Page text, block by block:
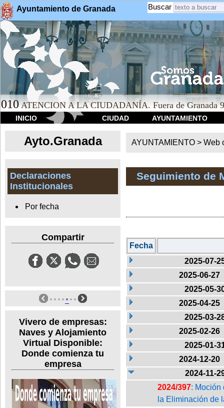
Ayuntamiento de Granada Buscar
010 ATENCION A LA CIUDADANÍA. Fuera de Granada
INICIO CIUDAD AYUNTAMIENTO
Ayto.Granada
Declaraciones
Institucionales
Por fecha
Compartir
Vivero de empresas:
Naves y Alojamiento
Virtual Disponible:
Donde comienza tu
empresa
AYUNTAMIENTO > Web
Seguimiento de
Fecha
2025-07-
2025-06-27
2025-05-
2025-04-25
2025-03-
2025-02-26
2025-01-
2024-12-20
2024-11-
2024/397: Moción
la Eliminación de